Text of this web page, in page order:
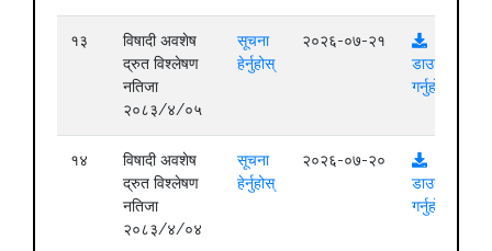
१३
विषादी अवशेष
द्रुत विश्लेषण
नतिजा
२०८३/४/०५
सूचना
हेर्नुहोस्
२०२६-०७-२१
डाउनलोड
गर्नुहोस्
१४
विषादी अवशेष
द्रुत विश्लेषण
नतिजा
२०८३/४/०४
सूचना
हेर्नुहोस्
२०२६-०७-२०
डाउनलोड
गर्नुहोस्